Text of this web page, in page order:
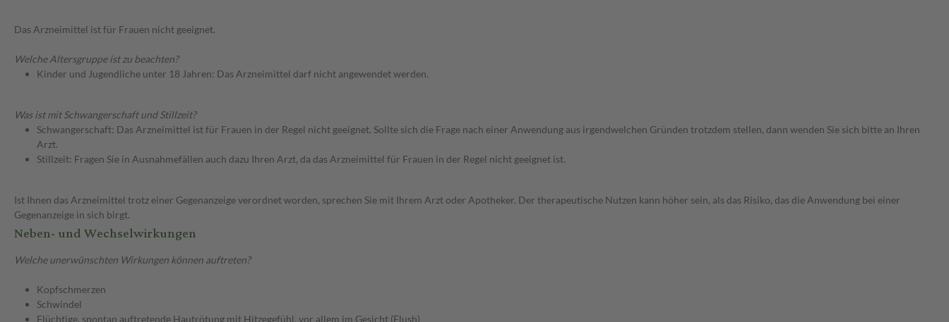
Das Arzneimittel ist für Frauen nicht geeignet.
Welche Altersgruppe ist zu beachten?
Kinder und Jugendliche unter 18 Jahren: Das Arzneimittel darf nicht angewendet werden.
Was ist mit Schwangerschaft und Stillzeit?
Schwangerschaft: Das Arzneimittel ist für Frauen in der Regel nicht geeignet. Sollte sich die Frage nach einer Anwendung aus irgendwelchen Gründen trotzdem stellen, dann wenden Sie sich bitte an Ihren
Arzt.
Stillzeit: Fragen Sie in Ausnahmefällen auch dazu Ihren Arzt, da das Arzneimittel für Frauen in der Regel nicht geeignet ist.
Ist Ihnen das Arzneimittel trotz einer Gegenanzeige verordnet worden, sprechen Sie mit Ihrem Arzt oder Apotheker. Der therapeutische Nutzen kann höher sein, als das Risiko, das die Anwendung bei einer
Gegenanzeige in sich birgt.
Neben- und Wechselwirkungen
Welche unerwünschten Wirkungen können auftreten?
Kopfschmerzen
Schwindel
Flüchtige, spontan auftretende Hautrötung mit Hitzegefühl, vor allem im Gesicht (Flush)